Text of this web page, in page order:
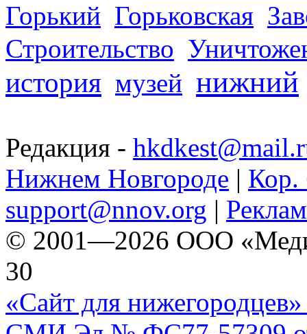
Горький Горьковская
Строительство
история музей нижний
Редакция -
Нижнем Новгороде | Кор.
support@nnov.org |
© 2001—2026 ООО
30
«Сайт для нижегородцев»